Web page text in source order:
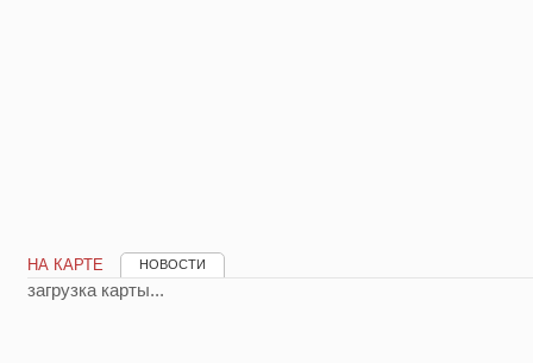
НА КАРТЕ НОВОСТИ
загрузка карты...